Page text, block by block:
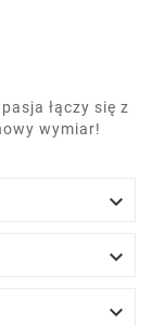
łączy się z
wymiar!


